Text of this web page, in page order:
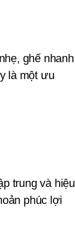
ghế nhanh
là một ưu
trung và hiệu
phúc lợi